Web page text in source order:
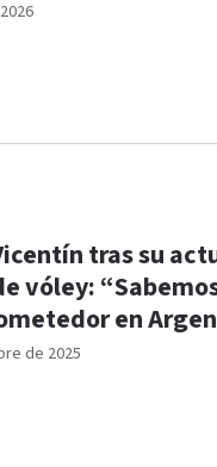
de 2025
tras su
vóley:
en